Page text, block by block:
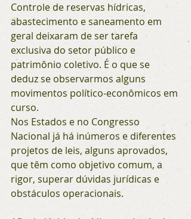
Controle de reservas hídricas,
abastecimento e saneamento em
geral deixaram de ser tarefa
exclusiva do setor público e
patrimônio coletivo. É o que se
deduz se observarmos alguns
movimentos político-econômicos em
curso.
Nos Estados e no Congresso
Nacional já há inúmeros e diferentes
projetos de leis, alguns aprovados,
que têm como objetivo comum, a
rigor, superar dúvidas jurídicas e
obstáculos operacionais.